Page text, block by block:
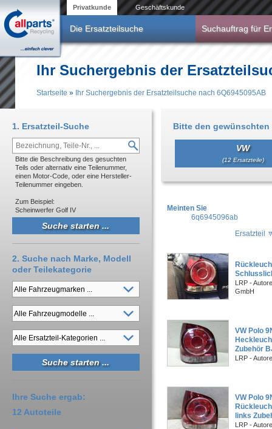
Privatkunde Geschäftskunde
Die Ersatzteilsuche Suchauftrag für
Ihr Suchergebnis der
Startseite » Ihr Suchergebnis der Ersatzteilsuche nach 6Q6945095AB
Bitte den gewünschten
VW
(12 Ersatzteile)
Meinten Sie
6q6945096ab
Ersatzteil
LRP -
GmbH
VW Polo
Zubehör
LRP -
VW Polo
links
LRP -
1. Ersatzteil-Suche
Bitte die Beschreibung des gesuchten
Teils oder alternativ eine Teilenummer,
einen Motor-Code, oder eine Hersteller-
Teilenummer eingeben.
Zum Beispiel:
Scheinwerfer Golf IV
2. Suche nach Marke, Modell
oder Teilekategorie
Ihre Suche ergab:
12 Autoteile